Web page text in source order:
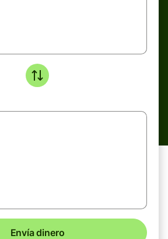
Envía dinero